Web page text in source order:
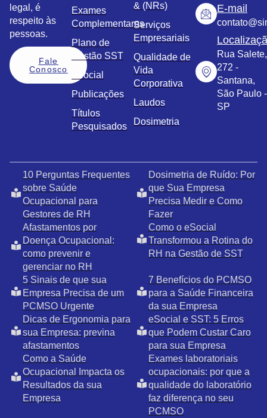
legal, é
respeito às
pessoas.
Fale
Conosco
Exames
Complementares
Plano de
Gestão SST
eSocial
Publicações
Títulos
Pesquisados
& (NRs)
Serviços
Empresariais
Qualidade de
Vida
Corporativa
Laudos
Dosimetria
E-mail
Rua Salete,
272 -
Santana,
São Paulo -
SP
10 Perguntas Frequentes
sobre Saúde
Ocupacional para
Gestores de RH
Dosimetria de Ruído: Por
que Sua Empresa
Precisa Medir e Como
Fazer
Afastamentos por
Doença Ocupacional:
como prevenir e
gerenciar no RH
Como o eSocial
Transformou a Rotina do
RH na Gestão de SST
5 Sinais de que sua
Empresa Precisa de um
PCMSO Urgente
7 Benefícios do PCMSO
para a Saúde Financeira
da sua Empresa
Dicas de Ergonomia para
sua Empresa: previna
afastamentos
eSocial e SST: 5 Erros
que Podem Custar Caro
para sua Empresa
Como a Saúde
Ocupacional Impacta os
Resultados da sua
Empresa
Exames laboratoriais
ocupacionais: por que a
qualidade do laboratório
faz diferença no seu
PCMSO